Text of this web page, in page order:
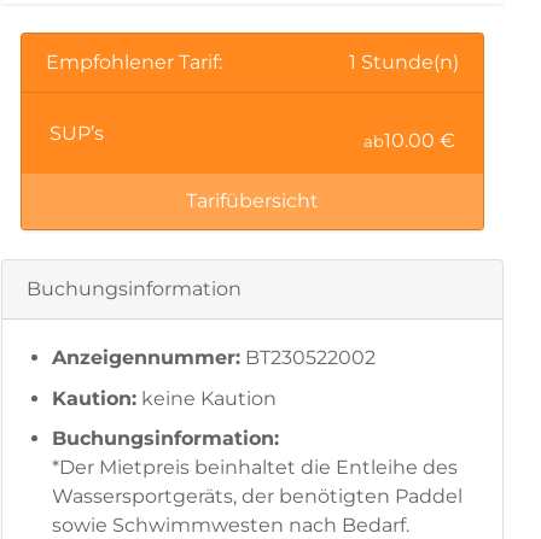
Empfohlener Tarif: 1 Stunde(n)
SUP’s ab10.00 €
Tarifübersicht
Buchungsinformation
Anzeigennummer:BT230522002
Kaution:keine Kaution
Buchungsinformation:
*Der Mietpreis beinhaltet die Entleihe des
Wassersportgeräts, der benötigten Paddel
sowie Schwimmwesten nach Bedarf.